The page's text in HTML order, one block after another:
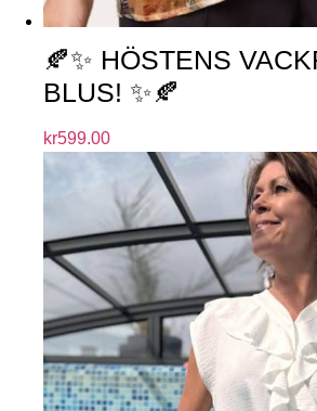
🍂✨ HÖSTENS
BLUS! ✨🍂
kr599.00